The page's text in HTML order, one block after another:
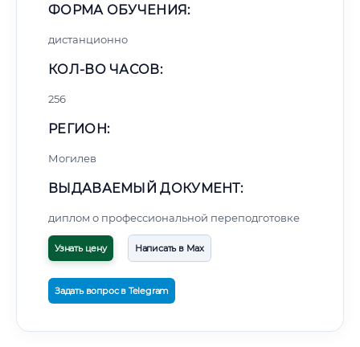
ФОРМА ОБУЧЕНИЯ:
дистанционно
КОЛ-ВО ЧАСОВ:
256
РЕГИОН:
Могилев
ВЫДАВАЕМЫЙ ДОКУМЕНТ:
диплом о профессиональной переподготовке
Узнать цену Написать в Max
Задать вопрос в Telegram